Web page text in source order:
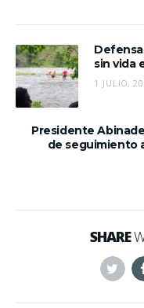
sin vida
1 JULIO,
Presidente
de seguimiento
SHARE